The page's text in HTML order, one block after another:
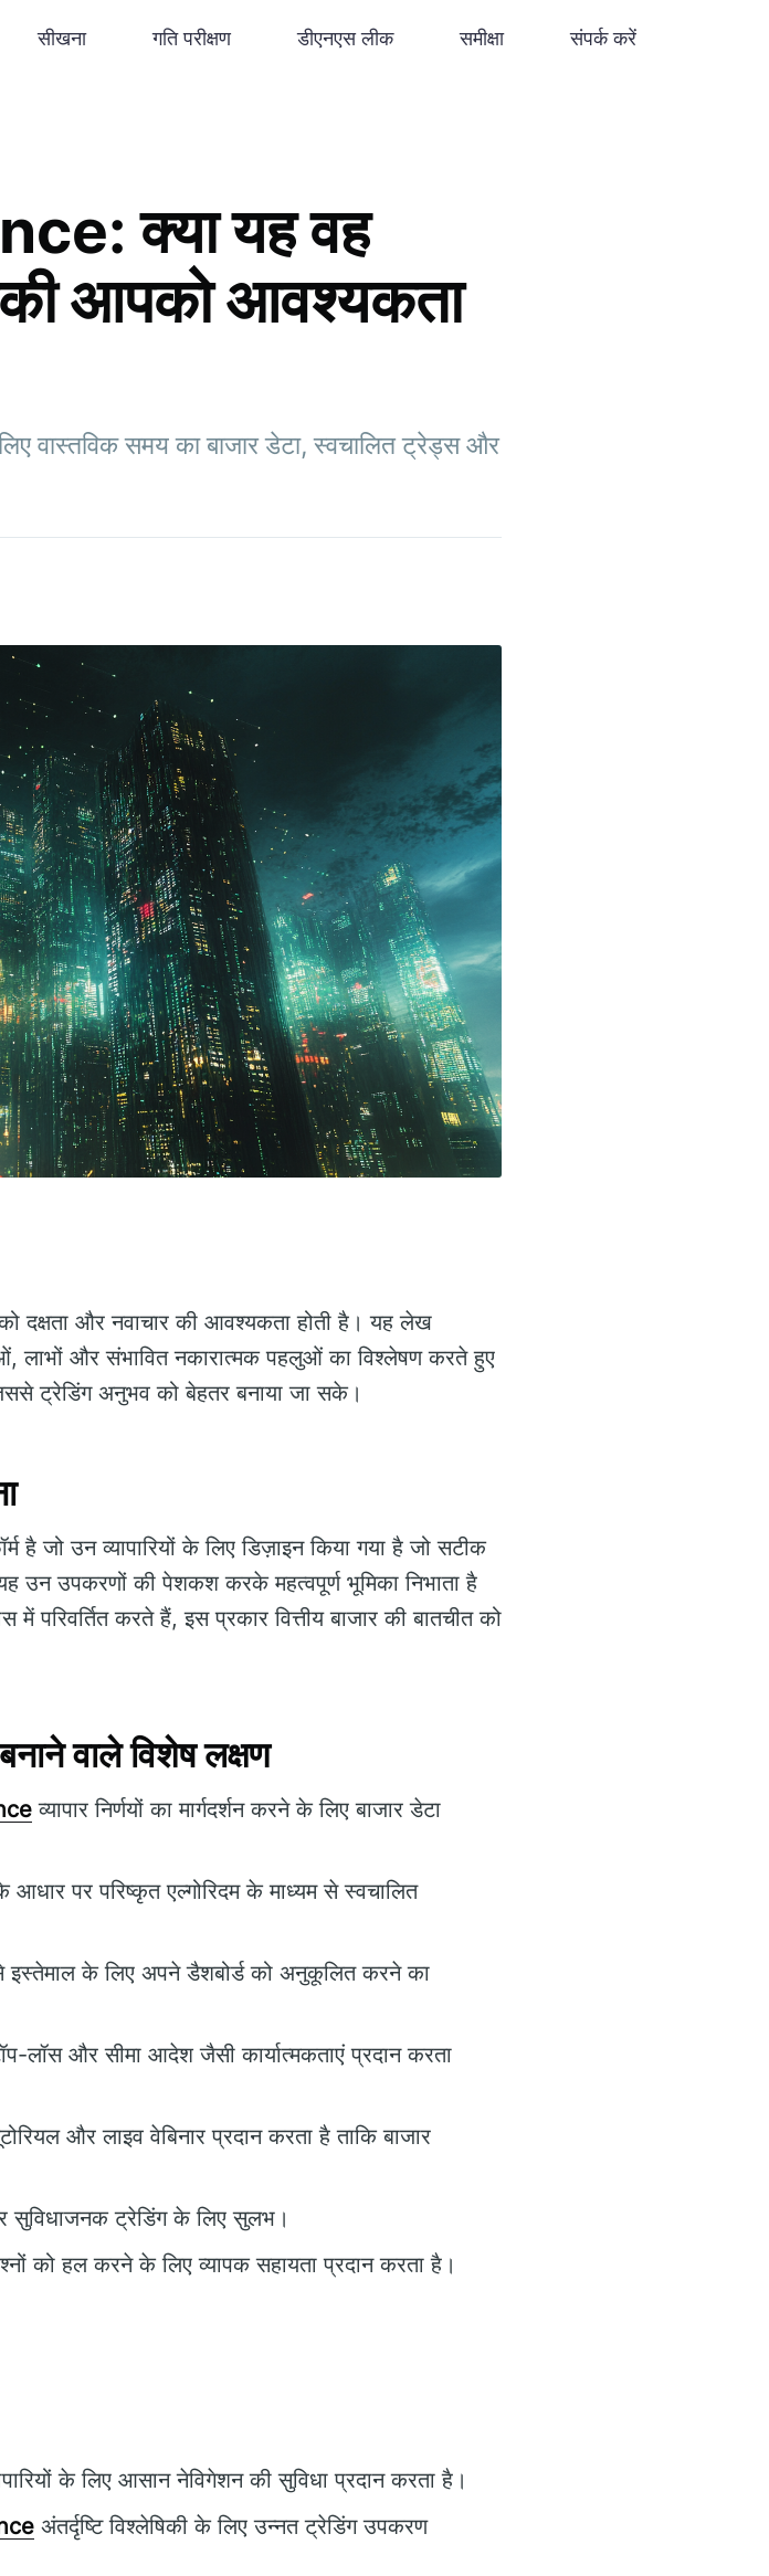
सीखना गति परीक्षण डीएनएस लीक समीक्षा संपर्क करें
क्या यह वह
आपको आवश्यकता
समय का बाजार डेटा, स्वचालित ट्रेड्स और
दक्षता और नवाचार की आवश्यकता होती है। यह लेख
लाभों और संभावित नकारात्मक पहलुओं का विश्लेषण करते हुए
ट्रेडिंग अनुभव को बेहतर बनाया जा सके।
है जो उन व्यापारियों के लिए डिज़ाइन किया गया है जो सटीक
उन उपकरणों की पेशकश करके महत्वपूर्ण भूमिका निभाता है
करते हैं, इस प्रकार वित्तीय बाजार की बातचीत को
वाले विशेष लक्षण
व्यापार निर्णयों का मार्गदर्शन करने के लिए बाजार डेटा
के आधार पर परिष्कृत एल्गोरिदम के माध्यम से स्वचालित
इस्तेमाल के लिए अपने डैशबोर्ड को अनुकूलित करने का
लॉस और सीमा आदेश जैसी कार्यात्मकताएं प्रदान करता
और लाइव वेबिनार प्रदान करता है ताकि बाजार
सुविधाजनक ट्रेडिंग के लिए सुलभ।
को हल करने के लिए व्यापक सहायता प्रदान करता है।
के लिए आसान नेविगेशन की सुविधा प्रदान करता है।
अंतर्दृष्टि विश्लेषिकी के लिए उन्नत ट्रेडिंग उपकरण